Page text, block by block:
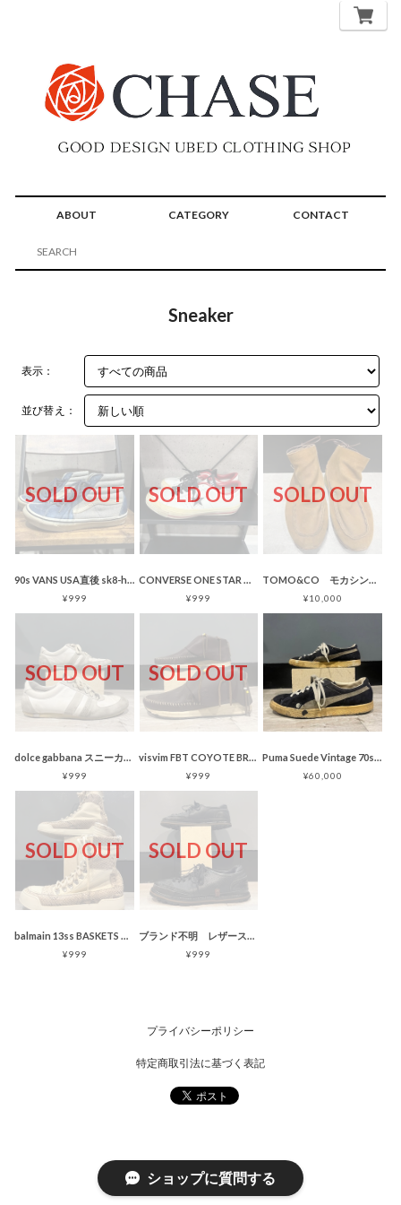
ABOUT CATEGORY CONTACT
Sneaker
表示：
並び替え：
SOLD OUT
90s VANS USA直後 sk8-hi デニム インディゴレザー スケハイ
¥999
SOLD OUT
CONVERSE ONE STAR オールレザー 犬 ホワイト レッド ブラック
¥999
SOLD OUT
TOMO&CO モカシンスニーカー エアーソール ブラウン スエード
¥10,000
SOLD OUT
dolce gabbana スニーカー 白 ジャーマントレーナー
¥999
SOLD OUT
visvim FBT COYOTE BROWN レザー モカシン スニーカー
¥999
Puma Suede Vintage 70s ネイビー/グレー スニーカー
¥60,000
SOLD OUT
balmain 13ss BASKETS CUIR ET TOILE スニーカー
¥999
SOLD OUT
ブランド不明 レザースニーカー ブラック O 0
¥999
プライバシーポリシー
特定商取引法に基づく表記
ショップに質問する